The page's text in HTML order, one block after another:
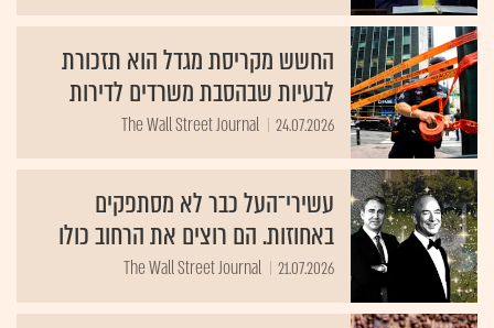
החשש מקריסת מגדל הוא תזכורת
לבעיות שבהסבת משרדים לדירות
24.07.2026
The Wall Street Journal
עשירי־העל כבר לא מסתפקים
באחוזות. הם רוצים את הרחוב כולו
21.07.2026
The Wall Street Journal